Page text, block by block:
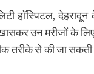
हॉस्पिटल, देहरादून
उन मरीजों के
से की जा सकती